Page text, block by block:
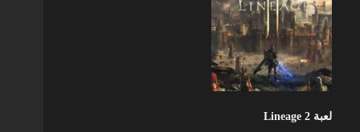
لعبة Lineage 2